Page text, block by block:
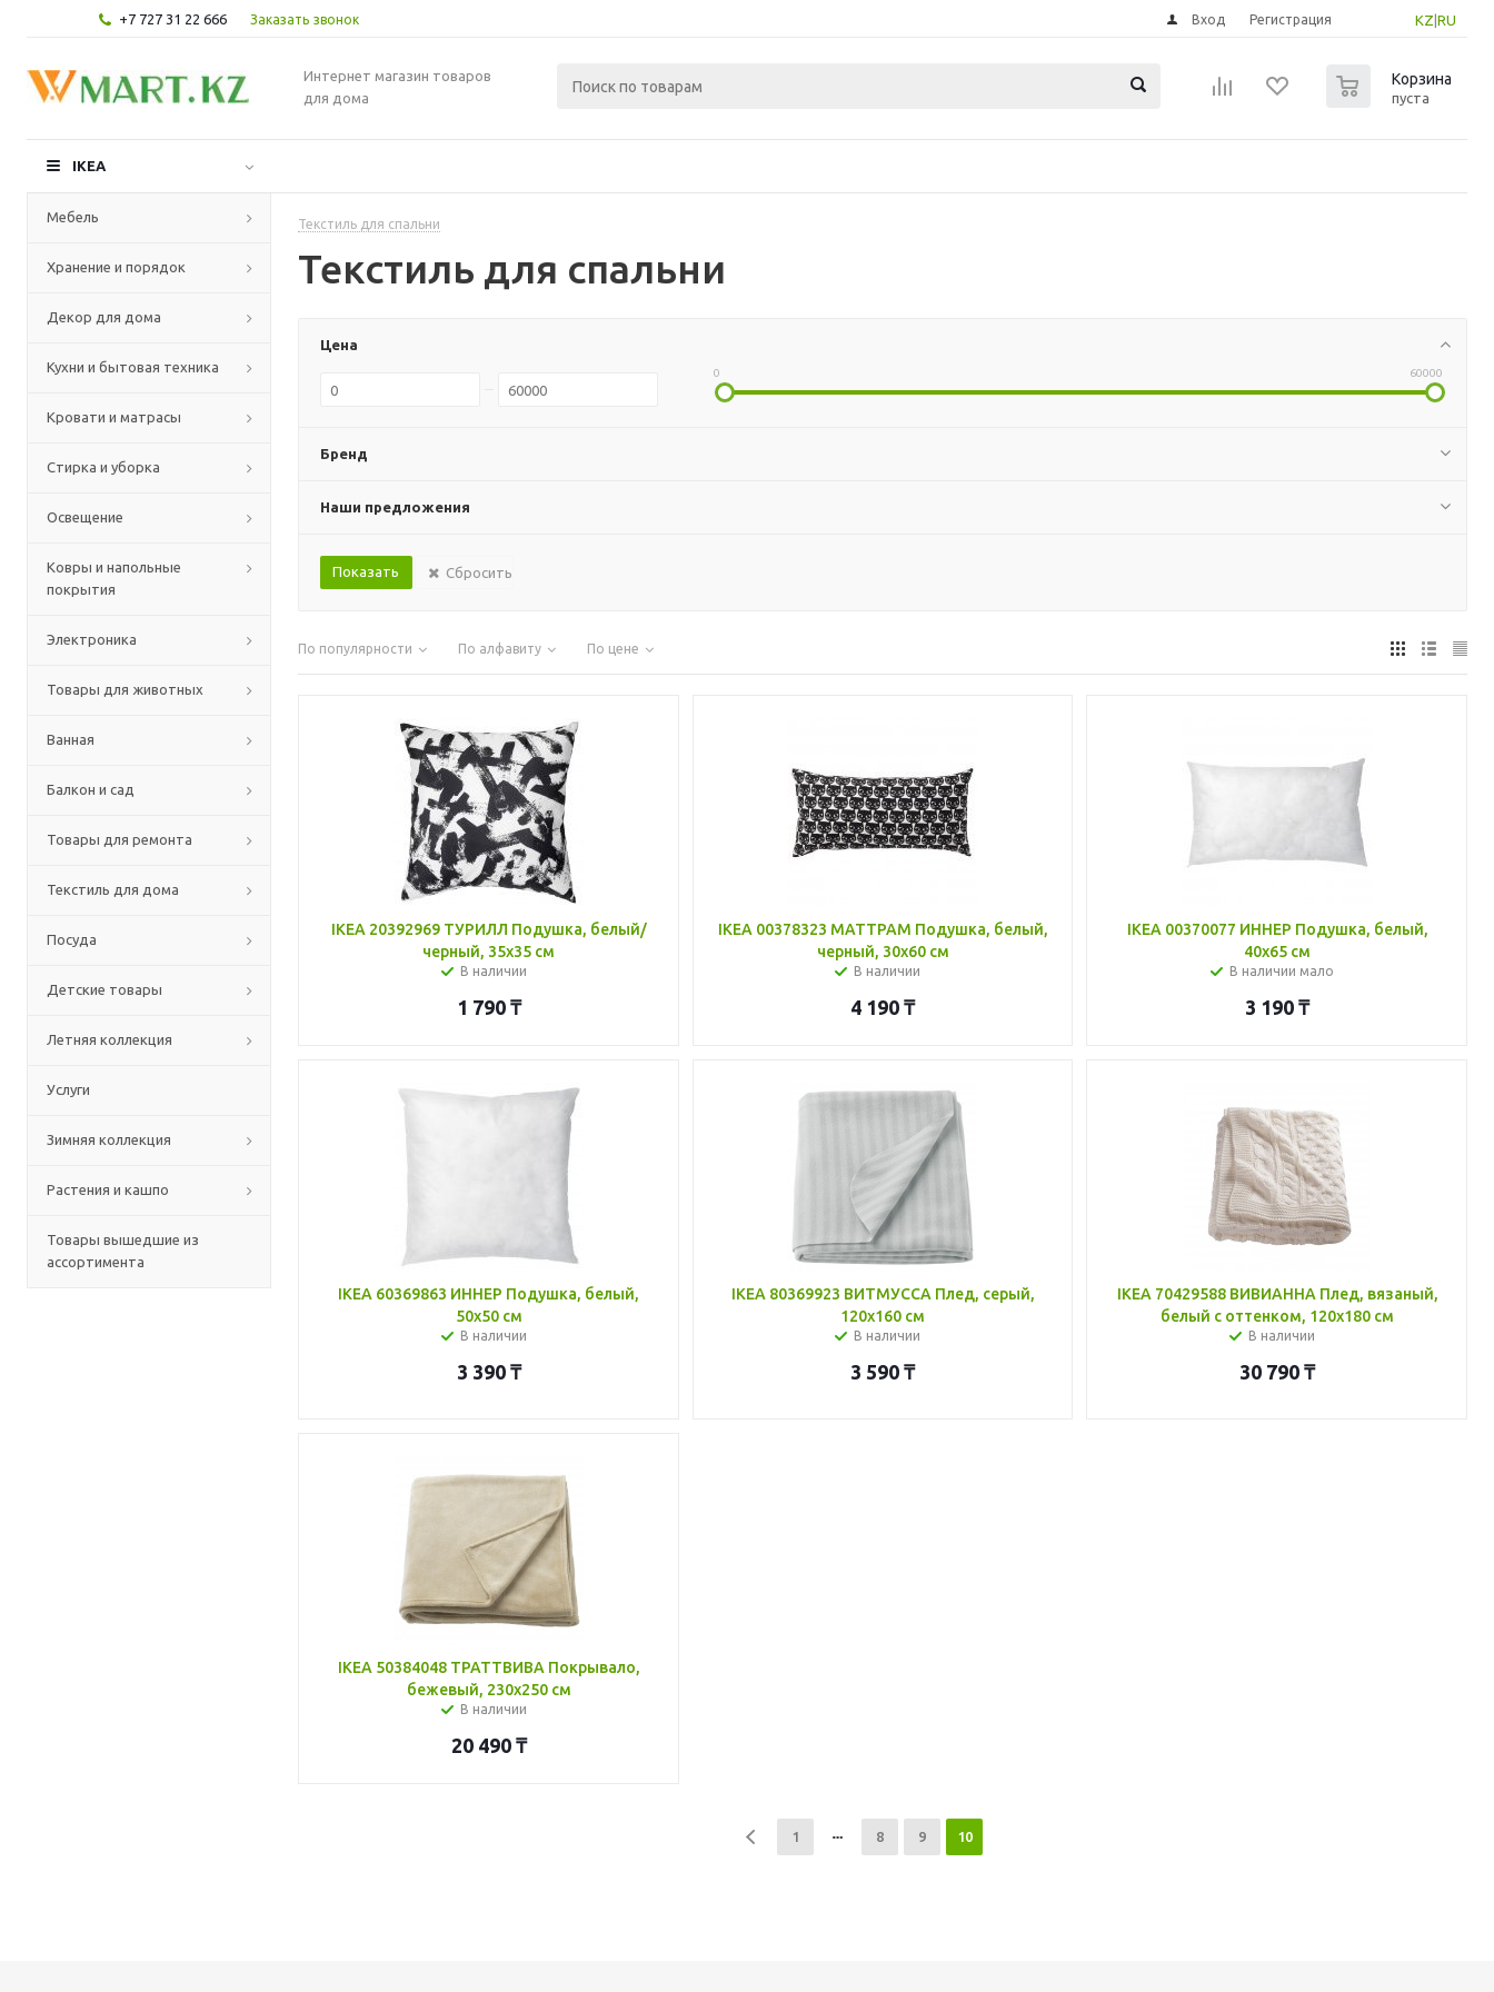
+7 727 31 22 666 Заказать звонок KZ RU
Вход Регистрация
Интернет магазин товаров
для дома
Корзина
пуста
IKEA
Мебель
Хранение и порядок
Декор для дома
Кухни и бытовая техника
Кровати и матрасы
Стирка и уборка
Освещение
Ковры и напольные
покрытия
Электроника
Товары для животных
Ванная
Балкон и сад
Товары для ремонта
Текстиль для дома
Посуда
Детские товары
Летняя коллекция
Услуги
Зимняя коллекция
Растения и кашпо
Товары вышедшие из
ассортимента
Текстиль для спальни
Текстиль для спальни
Цена
0 60000
Бренд
Наши предложения
Сбросить
По популярности По алфавиту По цене
IKEA 20392969 ТУРИЛЛ Подушка, белый/
черный, 35x35 см
В наличии
1 790₸
IKEA 00378323 МАТТРАМ Подушка, белый,
черный, 30x60 см
В наличии
4 190 ₸
IKEA 00370077 ИННЕР Подушка, белый,
40x65 см
В наличии мало
3 190 ₸
IKEA 60369863 ИННЕР Подушка, белый,
50x50 см
В наличии
3 390₸
IKEA 80369923 ВИТМУССА Плед, серый,
120x160 см
В наличии
3 590 ₸
IKEA 70429588 ВИВИАННА Плед, вязаный,
белый с оттенком, 120x180 см
В наличии
30 790 ₸
IKEA 50384048 ТРАТТВИВА Покрывало,
бежевый, 230x250 см
В наличии
20 490₸
1 8 9 10